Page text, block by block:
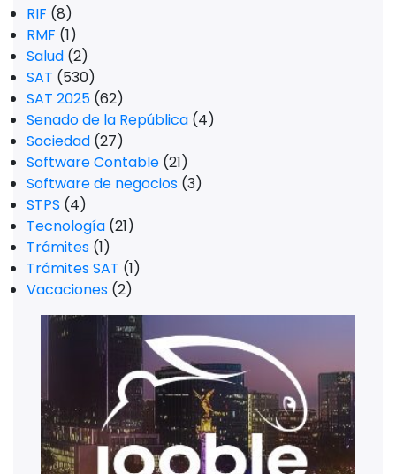
RIF (8)
RMF (1)
Salud (2)
SAT (530)
SAT 2025 (62)
Senado de la República (4)
Sociedad (27)
Software Contable (21)
Software de negocios (3)
STPS (4)
Tecnología (21)
Trámites (1)
Trámites SAT (1)
Vacaciones (2)